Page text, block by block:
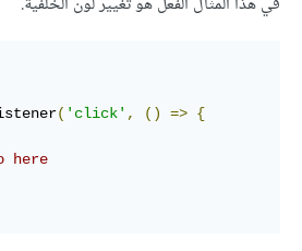
( 'click' , () => {
here